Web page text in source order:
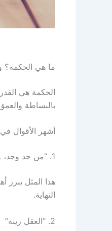
ما هي الحكمة؟
الحكمة هي
بالبساطة
أشهر الأقوال
1. “من جد وجد، ومن زرع حصد”
هذا المثل يبرز
النهاية.
2. “العقل زينة”